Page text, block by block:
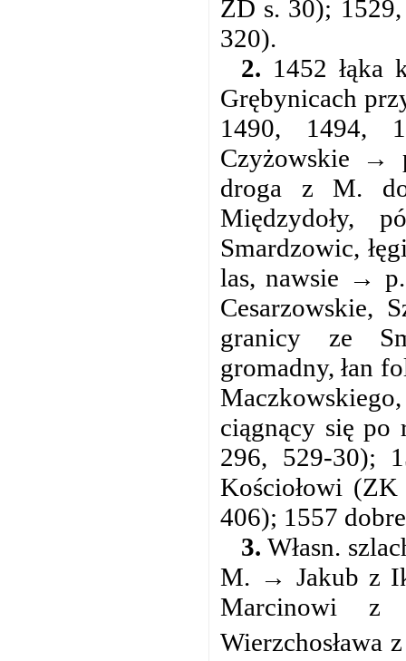
ŹD s. 30);
320).
2. 1452
Grębynicach
1490, 1494,
Czyżowskie →
droga z M.
Międzydoły,
Smardzowic,
las, nawsie →
Cesarzowskie,
granicy ze
gromadny, łan
ciągnący się po
296, 529-30);
Kościołowi
406); 1557
3. Własn.
M. → Jakub z
Marcinowi z
Wierzchosława